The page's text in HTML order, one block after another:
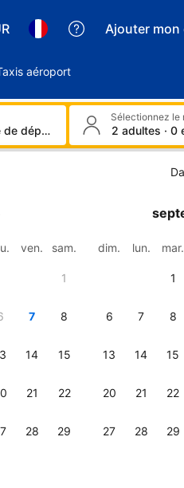
Ajouter
aéroport
de départ
ven. sam.
1
7 8
14 15
21 22
28 29
dim. lun. mar.
1
6 7 8
13 14 15
20 21 22
27 28 29
2 adultes · 0
trouvés
le classement des
Gazost
Studio Vue Val
historique "Victoria"
"Victoria" vous accueille à Argelès-